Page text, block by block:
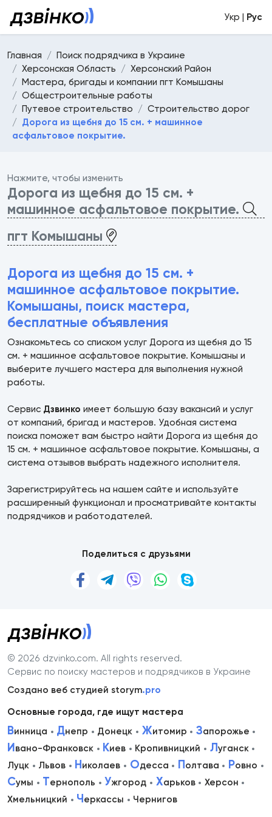
Укр | Рус
Главная
Поиск подрядчика в Украине
Херсонская Область
Херсонский Район
Мастера, бригады и компании пгт Комышаны
Общестроительные работы
Путевое строительство
Строительство дорог
Дорога из щебня до 15 см. + машинное
асфальтовое покрытие.
Нажмите, чтобы изменить
Дорога из щебня до 15 см. +
машинное асфальтовое покрытие.
пгт Комышаны
Дорога из щебня до 15 см. +
машинное асфальтовое покрытие.
Комышаны, поиск мастера,
бесплатные объявления
Ознакомьтесь со списком услуг Дорога из щебня до 15
см. + машинное асфальтовое покрытие. Комышаны и
выберите лучшего мастера для выполнения нужной
работы.
Сервис Дзвинко имеет большую базу вакансий и услуг
от компаний, бригад и мастеров. Удобная система
поиска поможет вам быстро найти Дорога из щебня до
15 см. + машинное асфальтовое покрытие. Комышаны, а
система отзывов выбрать надежного исполнителя.
Зарегистрируйтесь на нашем сайте и используйте
расширенный функционал и просматривайте контакты
подрядчиков и работодателей.
Поделиться с друзьями
© 2026 dzvinko.com. All rights reserved.
Сервис по поиску мастеров и подрядчиков в Украине
Создано веб студией storym.pro
Основные города, где ищут мастера
Винница Днепр Донецк Житомир Запорожье
Ивано-Франковск Киев Кропивницкий Луганск
Луцк
Львов Николаев Одесса Полтава Ровно
Сумы Тернополь Ужгород Харьков
Херсон
Хмельницкий
Черкассы Чернигов